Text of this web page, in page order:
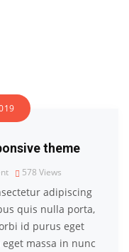
theme
578 Views
adipiscing
quis nulla porta,
id purus eget
massa in nunc